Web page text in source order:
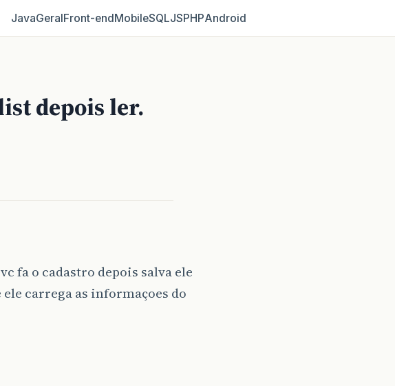
JavaGeralFront‑endMobileSQLJSPHPAndroid
depois ler.
fa o cadastro depois salva ele
carrega as informaçoes do